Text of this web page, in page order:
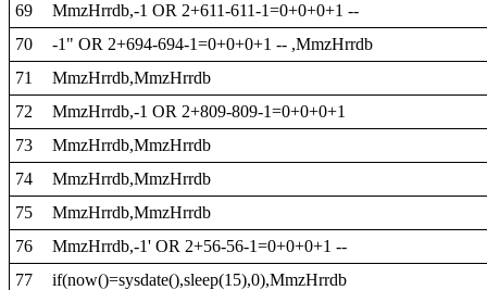
69
MmzHrrdb,-1 OR 2+611-611-1=0+0+0+1 --
70
-1" OR 2+694-694-1=0+0+0+1 -- ,MmzHrrdb
71
MmzHrrdb,MmzHrrdb
72
MmzHrrdb,-1 OR 2+809-809-1=0+0+0+1
73
MmzHrrdb,MmzHrrdb
74
MmzHrrdb,MmzHrrdb
75
MmzHrrdb,MmzHrrdb
76
MmzHrrdb,-1' OR 2+56-56-1=0+0+0+1 --
77
if(now()=sysdate(),sleep(15),0),MmzHrrdb